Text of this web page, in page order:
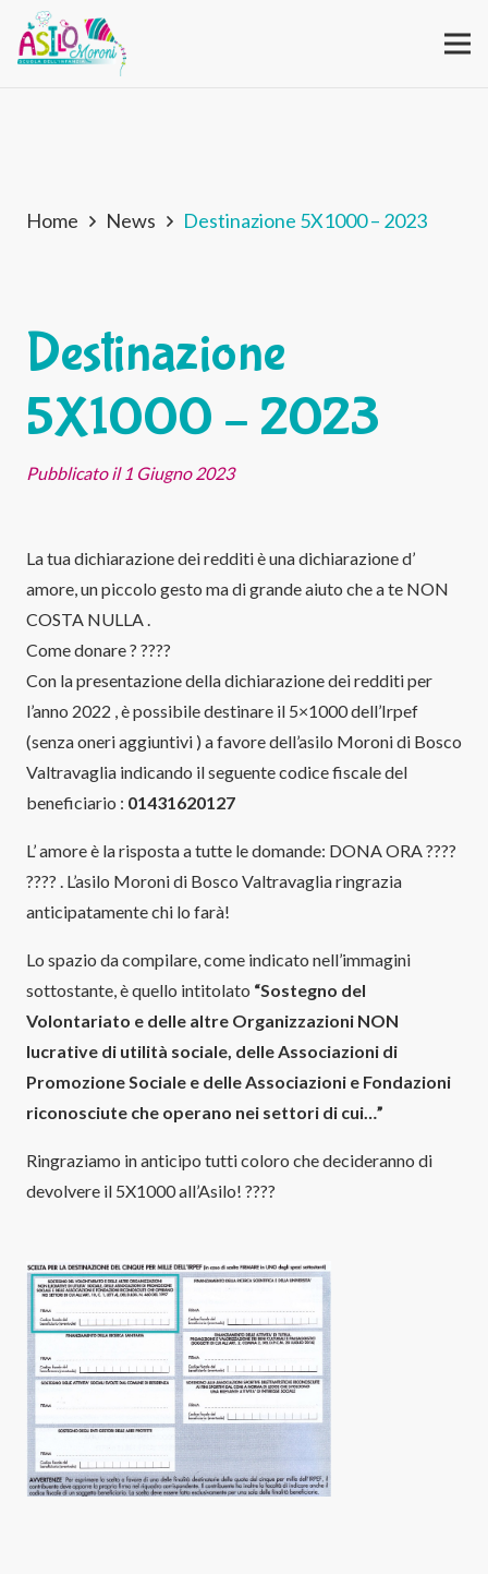
Home News Destinazione 5X1000 – 2023
Destinazione
5X1000 – 2023
Pubblicato il 1 Giugno 2023
La tua dichiarazione dei redditi è una dichiarazione d’
amore, un piccolo gesto ma di grande aiuto che a te NON
COSTA NULLA .
Come donare ? ????
Con la presentazione della dichiarazione dei redditi per
l’anno 2022 , è possibile destinare il 5×1000 dell’Irpef
(senza oneri aggiuntivi ) a favore dell’asilo Moroni di Bosco
Valtravaglia indicando il seguente codice fiscale del
beneficiario : 01431620127
L’ amore è la risposta a tutte le domande: DONA ORA ????
???? . L’asilo Moroni di Bosco Valtravaglia ringrazia
anticipatamente chi lo farà!
Lo spazio da compilare, come indicato nell’immagini
sottostante, è quello intitolato “Sostegno del
Volontariato e delle altre Organizzazioni NON
lucrative di utilità sociale, delle Associazioni di
Promozione Sociale e delle Associazioni e Fondazioni
riconosciute che operano nei settori di cui…”
Ringraziamo in anticipo tutti coloro che decideranno di
devolvere il 5X1000 all’Asilo! ????